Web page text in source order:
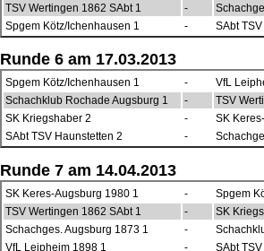
TSV Wertingen 1862 SAbt 1
-
Spgem Kötz/Ichenhausen 1
- SAbt
Runde 6 am 17.03.2013
Spgem Kötz/Ichenhausen 1 -
VfL
Schachklub Rochade Augsburg 1
-
TSV
SK Kriegshaber 2
-
SK
SAbt TSV Haunstetten 2
-
Runde 7 am 14.04.2013
SK Keres-Augsburg 1980 1 -
Spgem
TSV Wertingen 1862 SAbt 1
-
SK
Schachges. Augsburg 1873 1
-
VfL Leipheim 1898 1
- SAbt